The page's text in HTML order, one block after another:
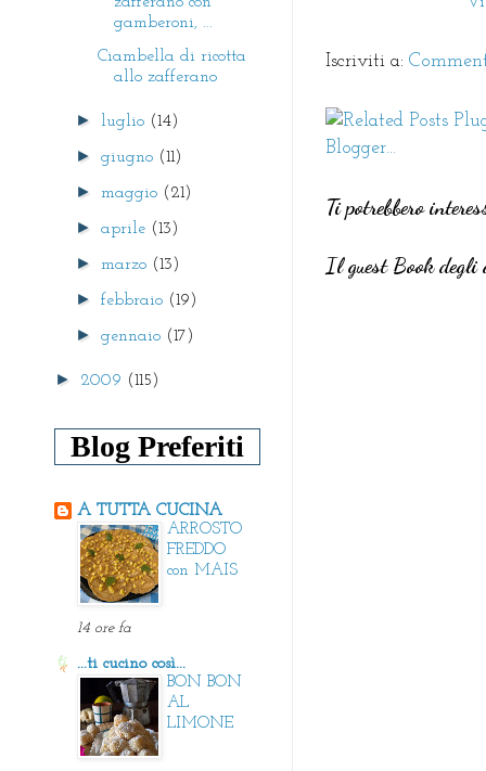
Iscriviti a:
Ti potrebbero
Il guest Book degli
gamberoni, ...
Ciambella di ricotta
allo zafferano
► luglio (14)
►giugno (11)
► maggio (21)
►aprile (13)
► marzo (13)
►febbraio (19)
►gennaio (17)
► 2009 (115)
Blog Preferiti
A TUTTA CUCINA
ARROSTO
FREDDO
con MAIS
14 ore fa
...ti cucino così...
BON BON
AL
LIMONE